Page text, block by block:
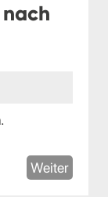
Weiter